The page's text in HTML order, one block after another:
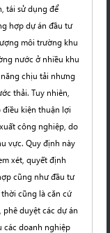
tái sử dụng để
hợp dự án đầu tư
môi trường khu
nước ở nhiều khu
chịu tải nhưng
thải. Tuy nhiên,
kiện thuận lợi
công nghiệp, do
vực. Quy định này
xét, quyết định
cũng như đầu tư
cũng là căn cứ
phê duyệt các dự án
các doanh nghiệp